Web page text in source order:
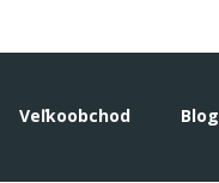
Veľkoobchod Blog